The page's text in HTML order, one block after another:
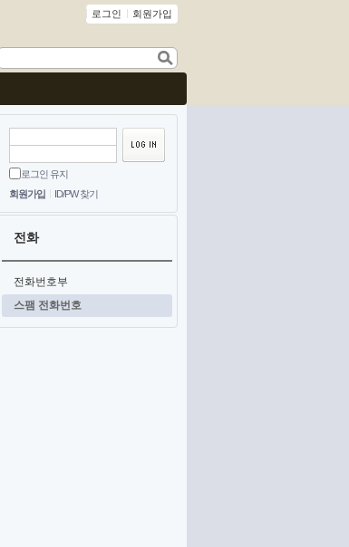
로그인 회원가입
로그인 유지
회원가입
ID/PW 찾기
전화
전화번호부
스팸 전화번호